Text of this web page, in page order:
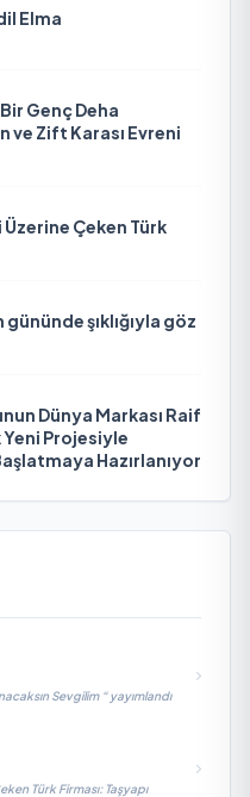
Elma
Genç Deha
ve Zift Karası Evreni
Çeken Türk
şıklığıyla göz
Dünya Markası Raif
Projesiyle
Hazırlanıyor
Sevgilim “ yayımlandı
Türk Firması: Taşyapı